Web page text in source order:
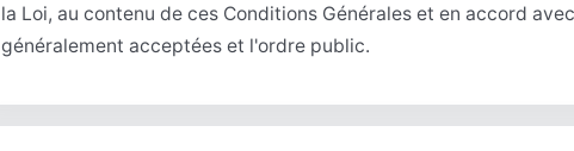
la Loi, au contenu de ces Conditions Générales et en accord
généralement acceptées et l'ordre public.